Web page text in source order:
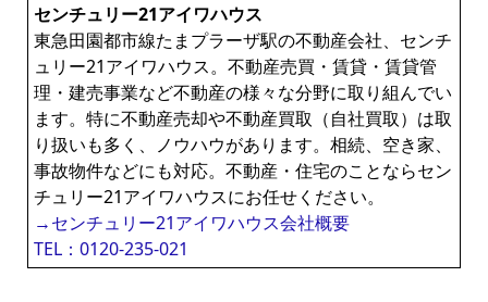
センチュリー21アイワハウス
東急田園都市線たまプラーザ駅の不動産会社、センチ
ュリー21アイワハウス。不動産売買・賃貸・賃貸管
理・建売事業など不動産の様々な分野に取り組んでい
ます。特に不動産売却や不動産買取（自社買取）は取
り扱いも多く、ノウハウがあります。相続、空き家、
事故物件などにも対応。不動産・住宅のことならセン
チュリー21アイワハウスにお任せください。
→センチュリー21アイワハウス会社概要
TEL：0120-235-021